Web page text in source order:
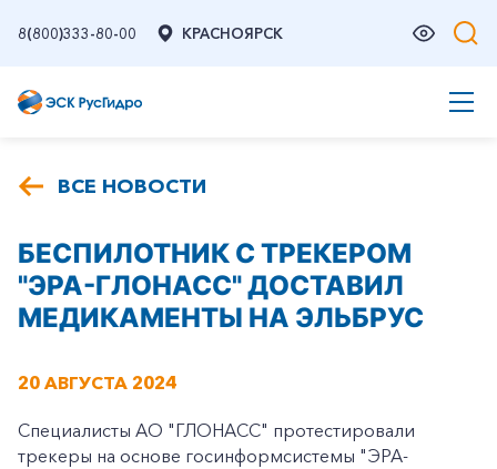
8(800)333-80-00 КРАСНОЯРСК
ВСЕ НОВОСТИ
БЕСПИЛОТНИК С ТРЕКЕРОМ
"ЭРА-ГЛОНАСС" ДОСТАВИЛ
МЕДИКАМЕНТЫ НА ЭЛЬБРУС
20 АВГУСТА 2024
Специалисты АО "ГЛОНАСС" протестировали
трекеры на основе госинформсистемы "ЭРА-